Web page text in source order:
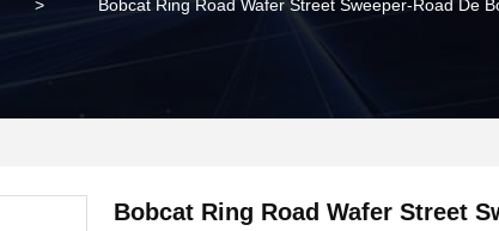
>
Bobcat Ring Road Wafer Street Sweeper-Road De
Bobcat Ring Road Wafer Street